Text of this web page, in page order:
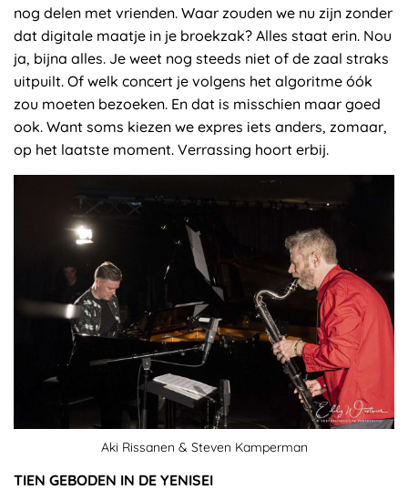
nog delen met vrienden. Waar zouden we nu zijn zonder
dat digitale maatje in je broekzak? Alles staat erin. Nou
ja, bijna alles. Je weet nog steeds niet of de zaal straks
uitpuilt. Of welk concert je volgens het algoritme óók
zou moeten bezoeken. En dat is misschien maar goed
ook. Want soms kiezen we expres iets anders, zomaar,
op het laatste moment. Verrassing hoort erbij.
Aki Rissanen & Steven Kamperman
TIEN GEBODEN IN DE YENISEI